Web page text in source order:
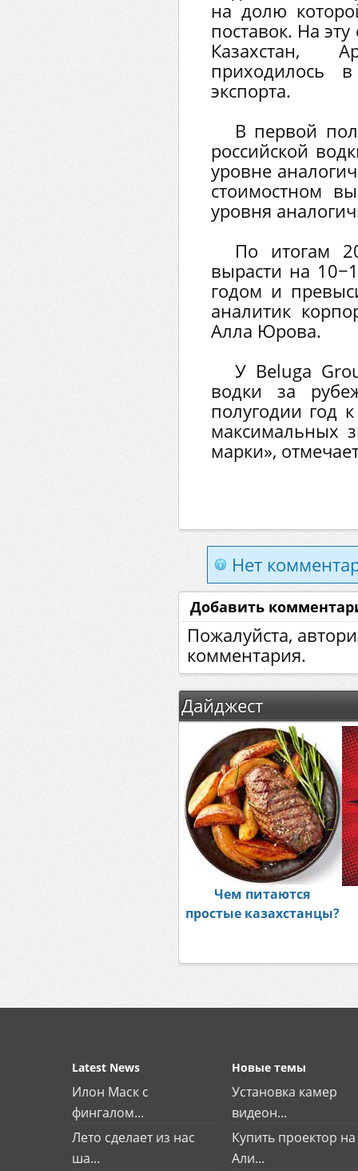
на долю
поставок. На
Казахстан,
приходилось
экспорта.
В первой
российской
уровне
стоимостном
уровня
По итогам
вырасти на
годом и
аналитик
Алла Юрова.
У Beluga
водки за
полугодии год
максимальных
марки»,
Нет
Добавить
Пожалуйста,
комментария.
Дайджест
Чем питаются
простые казахстанцы?
Latest News
Илон Маск с
фингалом...
Лето сделает из нас
ша...
Новые темы
Установка камер
видеон...
Купить проектор на
Али...